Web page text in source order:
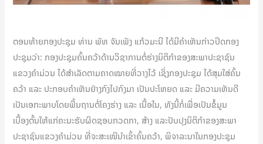
ຕອນທ້າຍກອງປະຊຸມ ທ່ານ ພັທ ຈັນເພັງ ແກ້ວມະນີ ໄດ້ມີຄຳເຫັນກ່າວປິດກອງ
ປະຊຸມວ່າ: ກອງປະຊຸມຄົ້ນຄວ້າດ້ານວິຊາການຕໍ່ຮ່າງນິຕິກຳຂອງສະພາປະຊາຊົນ
ແຂວງຄຳມ່ວນ ໄດ້ສຳເລັດຕາມຄາດໝາຍທີ່ວາງໄວ້ ເຊິ່ງກອງປະຊຸມ ໄດ້ສຸມໃສ່ຄົ້ນ
ຄວ້າ ແລະ ປະກອບຄຳເຫັນຢ່າງກົງໄປກົງມາ ເປັນປະໂຫຍດ ແລະ ມີຄວາມເຫັນດີ
ເປັນເອກະພາບໂດຍພື້ນຖານຕໍ່ໂຄງຮ່າງ ແລະ ເນື້ອໃນ, ທັງນີ້ກໍ່ເພື່ອເປັນຂໍໍ້ມູນ
ເບື້ອງຕົ້ນໃຫ້ແກ່ຄະນະຮັບຜິດຊອບກວດກາ, ສ້າງ ແລະປັບປຸງນິຕິກຳຂອງສະພາ
ປະຊາຊົນແຂວງຄໍາມ່ວນ ທີ່ຈະສະເໜີນຳເຂົ້າຄົ້ນຄວ້າ, ພິຈາລະນາໃນກອງປະຊຸມ